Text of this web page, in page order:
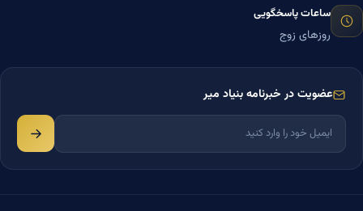
ساعات پاسخگویی
روزهای زوج
عضویت در خبرنامه بنیاد میر